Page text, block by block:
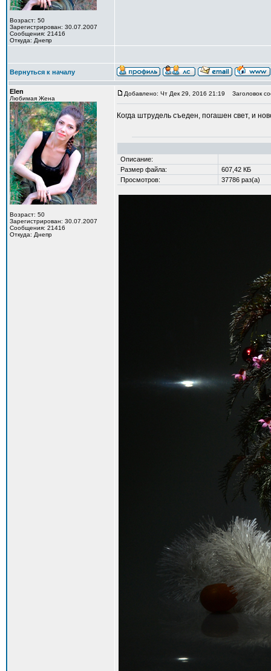
Возраст: 50
Зарегистрирован: 30.07.2007
Сообщения: 21416
Откуда: Днепр
Вернуться к началу
Elen
Любимая Жена
Возраст: 50
Зарегистрирован: 30.07.2007
Сообщения: 21416
Откуда: Днепр
Добавлено: Чт Дек 29, 2016 21:19 Заголовок
Когда штрудель съеден, погашен свет, и
Описание:
Размер файла:
607,42 КБ
Просмотров:
37786 раз(а)